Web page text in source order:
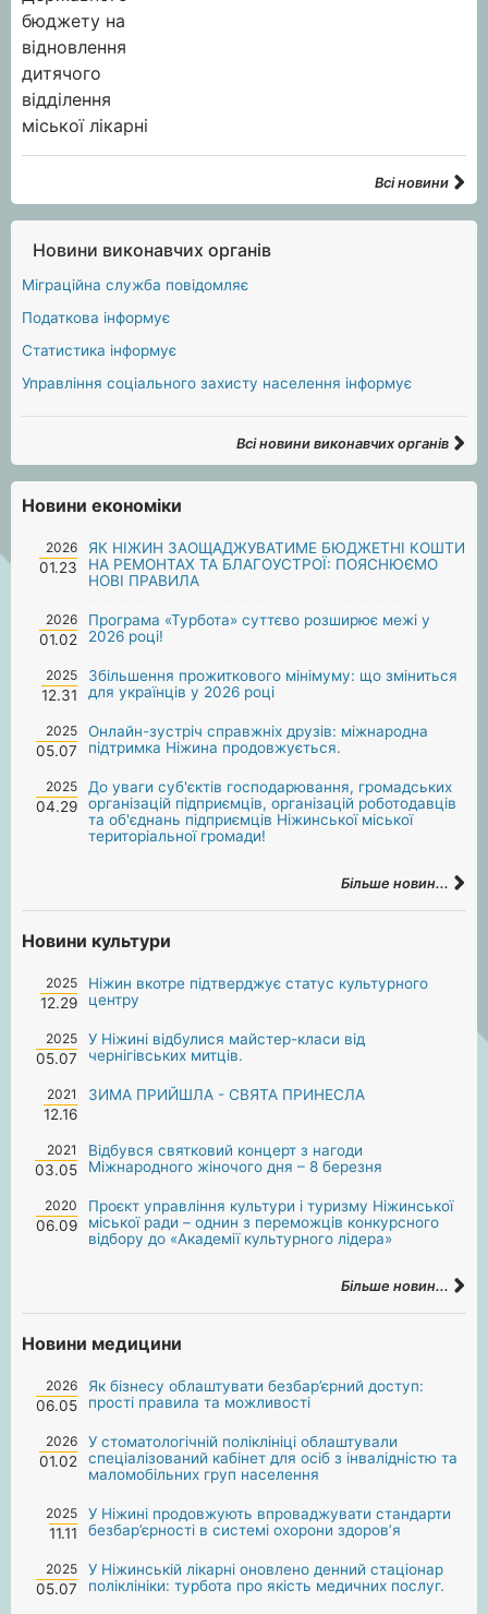
Всі новини
Новини виконавчих органів
Міграційна служба повідомляє
Податкова інформує
Статистика інформує
Управління соціального захисту населення інформує
Всі новини виконавчих органів
Новини економіки
2026
01.23
ЯК НІЖИН ЗАОЩАДЖУВАТИМЕ БЮДЖЕТНІ КОШТИ
НА РЕМОНТАХ ТА БЛАГОУСТРОЇ: ПОЯСНЮЄМО
НОВІ ПРАВИЛА
2026
01.02
Програма «Турбота» суттєво розширює межі у
2026 році!
2025
12.31
Збільшення прожиткового мінімуму: що зміниться
для українців у 2026 році
2025
05.07
Онлайн-зустріч справжніх друзів: міжнародна
підтримка Ніжина продовжується.
2025
04.29
До уваги суб'єктів господарювання, громадських
організацій підприємців, організацій роботодавців
та об'єднань підприємців Ніжинської міської
територіальної громади!
Більше новин...
Новини культури
2025
12.29
Ніжин вкотре підтверджує статус культурного
центру
2025
05.07
У Ніжині відбулися майстер-класи від
чернігівських митців.
2021
12.16
ЗИМА ПРИЙШЛА - СВЯТА ПРИНЕСЛА
2021
03.05
Відбувся святковий концерт з нагоди
Міжнародного жіночого дня – 8 березня
2020
06.09
Проєкт управління культури і туризму Ніжинської
міської ради – однин з переможців конкурсного
відбору до «Академії культурного лідера»
Більше новин...
Новини медицини
2026
06.05
Як бізнесу облаштувати безбар’єрний доступ:
прості правила та можливості
2026
01.02
У стоматологічній поліклініці облаштували
спеціалізований кабінет для осіб з інвалідністю та
маломобільних груп населення
2025
11.11
У Ніжині продовжують впроваджувати стандарти
безбар’єрності в системі охорони здоров’я
2025
05.07
У Ніжинській лікарні оновлено денний стаціонар
поліклініки: турбота про якість медичних послуг.